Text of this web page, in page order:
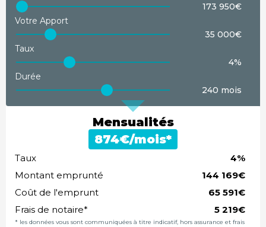
60,69m² 175 900€
étage
1er étage
12.90m²
demander le plan
175 985€
1er étage
11.00m²
demander le plan
60,74m²
étage
Rez-de-chaussée
demander le plan
173 950€
Votre Apport
35 000€
Taux
4%
Durée
240 mois
Mensualités
€/mois*
Taux
%
Montant emprunté
€
Coût de l'emprunt
€
Frais de notaire*
€
* les données vous sont communiquées à titre indicatif, hors assurance et frais